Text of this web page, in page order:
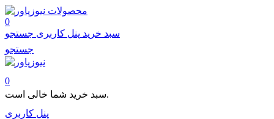
محصولات
0
سبد خرید پنل کاربری جستجو
جستجو
0
سبد خرید شما خالی است.
پنل کاربری